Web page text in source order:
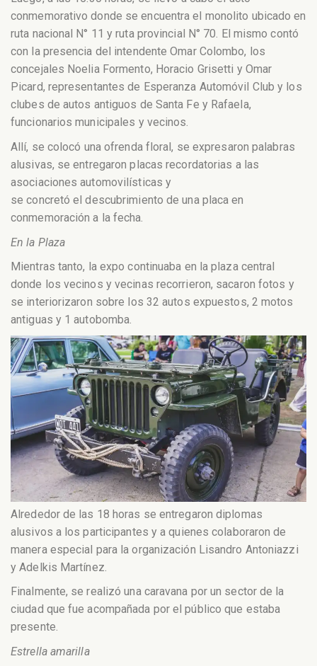
conmemorativo donde se encuentra el monolito ubicado en
ruta nacional N° 11 y ruta provincial N° 70. El mismo contó
con la presencia del intendente Omar Colombo, los
concejales Noelia Formento, Horacio Grisetti y Omar
Picard, representantes de Esperanza Automóvil Club y los
clubes de autos antiguos de Santa Fe y Rafaela,
funcionarios municipales y vecinos.
Allí, se colocó una ofrenda floral, se expresaron palabras
alusivas, se entregaron placas recordatorias a las
asociaciones automovilísticas y
se concretó el descubrimiento de una placa en
conmemoración a la fecha.
En la Plaza
Mientras tanto, la expo continuaba en la plaza central
donde los vecinos y vecinas recorrieron, sacaron fotos y
se interiorizaron sobre los 32 autos expuestos, 2 motos
antiguas y 1 autobomba.
Alrededor de las 18 horas se entregaron diplomas
alusivos a los participantes y a quienes colaboraron de
manera especial para la organización Lisandro Antoniazzi
y Adelkis Martínez.
Finalmente, se realizó una caravana por un sector de la
ciudad que fue acompañada por el público que estaba
presente.
Estrella amarilla